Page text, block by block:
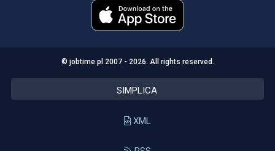
© jobtime.pl 2007 - 2026. All rights reserved.
SIMPLICA
XML